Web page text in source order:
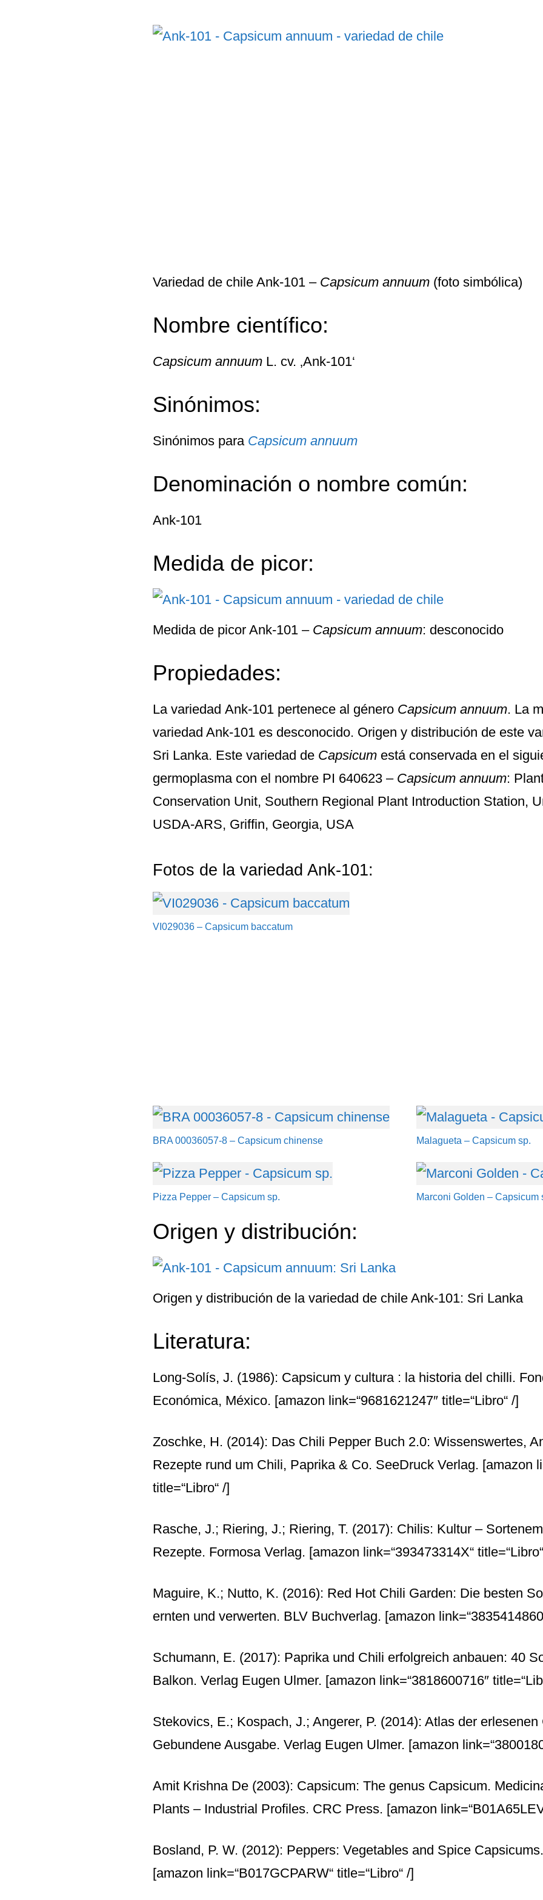
Variedad de chile Ank-101 – Capsicum annuum (foto simbólica)
Nombre científico:
Capsicum annuum L. cv. ‚Ank-101‘
Sinónimos:
Sinónimos para Capsicum annuum
Denominación o nombre común:
Ank-101
Medida de picor:
Medida de picor Ank-101 – Capsicum annuum: desconocido
Propiedades:
La variedad Ank-101 pertenece al género Capsicum annuum. La
variedad Ank-101 es desconocido. Origen y distribución de este
Sri Lanka. Este variedad de Capsicum está conservada en el
germoplasma con el nombre PI 640623 – Capsicum annuum:
Conservation Unit, Southern Regional Plant Introduction Station,
USDA-ARS, Griffin, Georgia, USA
Fotos de la variedad Ank-101:
VI029036 – Capsicum baccatum
BRA 00036057-8 – Capsicum chinense Malagueta – Capsicum sp.
Pizza Pepper – Capsicum sp. Marconi Golden – Capsicum
Origen y distribución:
Origen y distribución de la variedad de chile Ank-101: Sri Lanka
Literatura:
Long-Solís, J. (1986): Capsicum y cultura : la historia del chilli.
Económica, México. [amazon link=“9681621247″ title=“Libro“ /]
Zoschke, H. (2014): Das Chili Pepper Buch 2.0: Wissenswertes,
Rezepte rund um Chili, Paprika & Co. SeeDruck Verlag. [amazon
title=“Libro“ /]
Rasche, J.; Riering, J.; Riering, T. (2017): Chilis: Kultur –
Rezepte. Formosa Verlag. [amazon link=“393473314X“
Maguire, K.; Nutto, K. (2016): Red Hot Chili Garden: Die besten
ernten und verwerten. BLV Buchverlag. [amazon
Schumann, E. (2017): Paprika und Chili erfolgreich anbauen: 40
Balkon. Verlag Eugen Ulmer. [amazon link=“3818600716″
Stekovics, E.; Kospach, J.; Angerer, P. (2014): Atlas der
Gebundene Ausgabe. Verlag Eugen Ulmer. [amazon
Amit Krishna De (2003): Capsicum: The genus Capsicum.
Plants – Industrial Profiles. CRC Press. [amazon
Bosland, P. W. (2012): Peppers: Vegetables and Spice
[amazon link=“B017GCPARW“ title=“Libro“ /]